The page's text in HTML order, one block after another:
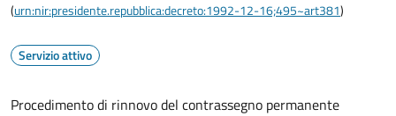
(urn:nir:presidente.repubblica:decreto:1992-12-16;495~art381)
Servizio attivo
Procedimento di rinnovo del contrassegno permanente